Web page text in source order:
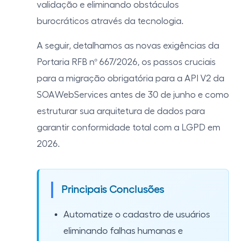
validação e eliminando obstáculos
burocráticos através da tecnologia.
A seguir, detalhamos as novas exigências da
Portaria RFB nº 667/2026, os passos cruciais
para a migração obrigatória para a API V2 da
SOAWebServices antes de 30 de junho e como
estruturar sua arquitetura de dados para
garantir conformidade total com a LGPD em
2026.
Principais Conclusões
Automatize o cadastro de usuários
eliminando falhas humanas e